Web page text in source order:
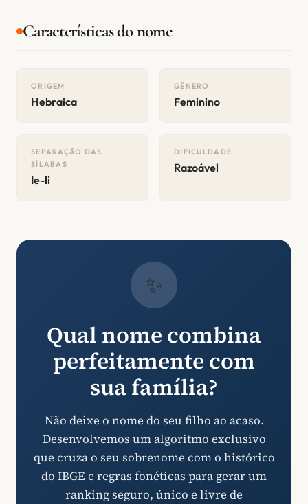
Características do nome
ORIGEM
Hebraica
GÊNERO
Feminino
SEPARAÇÃO DAS
SÍLABAS
Ie-li
DIFICULDADE
Razoável
✨
Qual nome combina
perfeitamente com
sua família?
Não deixe o nome do seu filho ao acaso.
Desenvolvemos um algoritmo exclusivo
que cruza o seu sobrenome com o histórico
do IBGE e regras fonéticas para gerar um
ranking seguro, único e livre de